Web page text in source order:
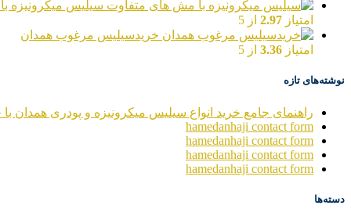
سیلیس میکرونیزه
امتیاز 2.97 از 5
خریدسیلیس مرغوب همدان
امتیاز 3.36 از 5
نوشته‌های تازه
راهنمای جامع خرید انواع سیلیس میکرونیزه و پودری همدان با
hamedanhaji contact form
hamedanhaji contact form
hamedanhaji contact form
hamedanhaji contact form
دسته‌ها